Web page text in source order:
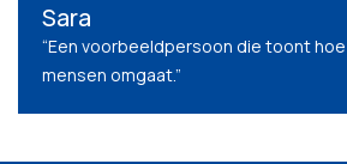
Sara
“Een voorbeeldpersoon die toont
mensen omgaat.”